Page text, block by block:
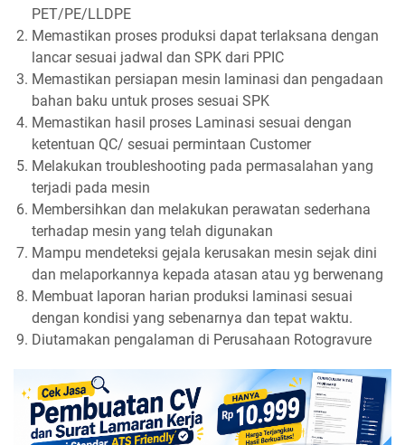
PET/PE/LLDPE
Memastikan proses produksi dapat terlaksana dengan
lancar sesuai jadwal dan SPK dari PPIC
Memastikan persiapan mesin laminasi dan pengadaan
bahan baku untuk proses sesuai SPK
Memastikan hasil proses Laminasi sesuai dengan
ketentuan QC/ sesuai permintaan Customer
Melakukan troubleshooting pada permasalahan yang
terjadi pada mesin
Membersihkan dan melakukan perawatan sederhana
terhadap mesin yang telah digunakan
Mampu mendeteksi gejala kerusakan mesin sejak dini
dan melaporkannya kepada atasan atau yg berwenang
Membuat laporan harian produksi laminasi sesuai
dengan kondisi yang sebenarnya dan tepat waktu.
Diutamakan pengalaman di Perusahaan Rotogravure